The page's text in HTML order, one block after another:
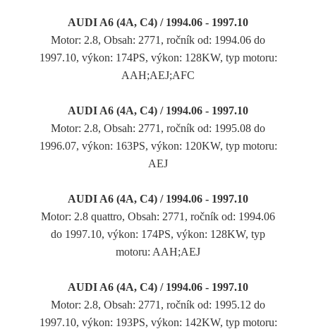
AUDI A6 (4A, C4) / 1994.06 - 1997.10
Motor: 2.8, Obsah: 2771, ročník od: 1994.06 do
1997.10, výkon: 174PS, výkon: 128KW, typ motoru:
AAH;AEJ;AFC
AUDI A6 (4A, C4) / 1994.06 - 1997.10
Motor: 2.8, Obsah: 2771, ročník od: 1995.08 do
1996.07, výkon: 163PS, výkon: 120KW, typ motoru:
AEJ
AUDI A6 (4A, C4) / 1994.06 - 1997.10
Motor: 2.8 quattro, Obsah: 2771, ročník od: 1994.06
do 1997.10, výkon: 174PS, výkon: 128KW, typ
motoru: AAH;AEJ
AUDI A6 (4A, C4) / 1994.06 - 1997.10
Motor: 2.8, Obsah: 2771, ročník od: 1995.12 do
1997.10, výkon: 193PS, výkon: 142KW, typ motoru: